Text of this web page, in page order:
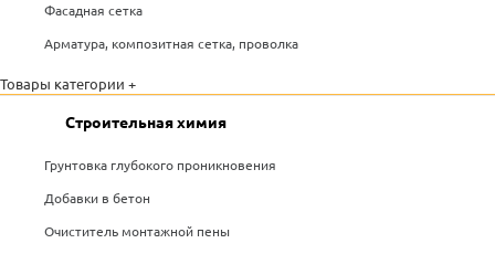
Фасадная сетка
Арматура, композитная сетка, проволка
Товары категории +
Строительная химия
Грунтовка глубокого проникновения
Добавки в бетон
Очиститель монтажной пены